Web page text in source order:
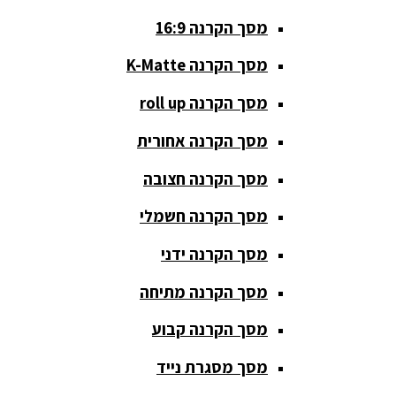
סאבים
וחצובות
ערכת קריוקי
שקטות
מערכות
הגברה
פלטות DJ
קונטרולים
מסך הקרנה 16:9
מסך הקרנה K-Matte
מסך הקרנה roll up
מסך הקרנה אחורית
מסך הקרנה חצובה
מסך הקרנה חשמלי
מסך הקרנה ידני
מסך הקרנה מתיחה
מסך הקרנה קבוע
מסך מסגרת נייד